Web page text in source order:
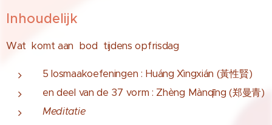
Inhoudelijk
Wat komt aan bod tijdens opfrisdag
5 losmaakoefeningen : Huáng Xìngxián (黃性賢)
en deel van de 37 vorm : Zhèng Mànqīng (郑曼青)
Meditatie